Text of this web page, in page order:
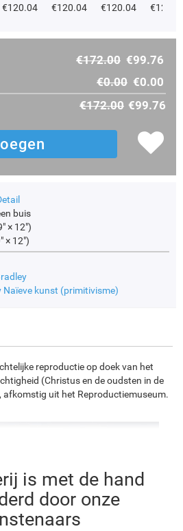
€120.04 €120.04 €120.04 €
€172.00 €99.76
€0.00 €0.00
€172.00 €99.76
buis
× 12")
× 12")
Naïeve kunst (primitivisme)
reproductie op doek van het
(Christus en de oudsten in de
afkomstig uit het Reproductiemuseum.
is met de hand
door onze